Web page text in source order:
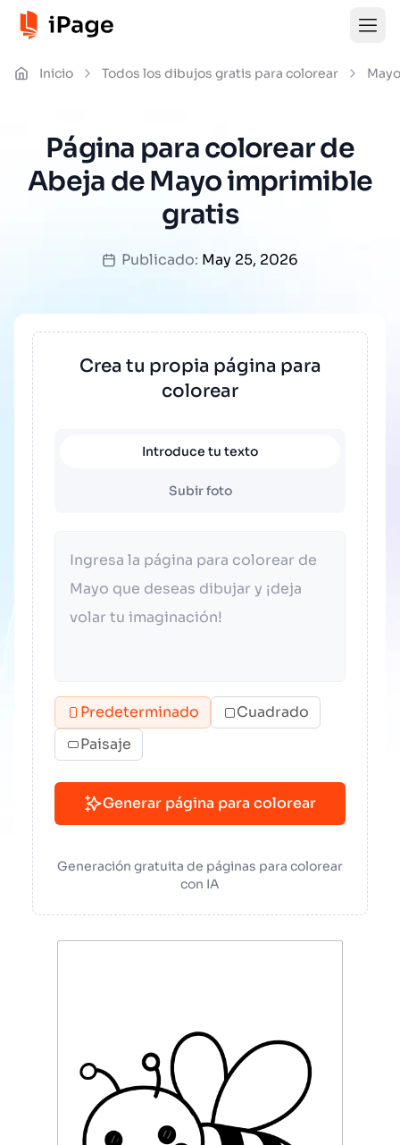
Inicio Todos los dibujos gratis para colorear Mayo
Página para colorear de
Abeja de Mayo imprimible
gratis
Publicado: May 25, 2026
Crea tu propia página para
colorear
Introduce tu texto
Subir foto
Predeterminado
Cuadrado
Paisaje
Generar página para colorear
Generación gratuita de páginas para colorear
con IA